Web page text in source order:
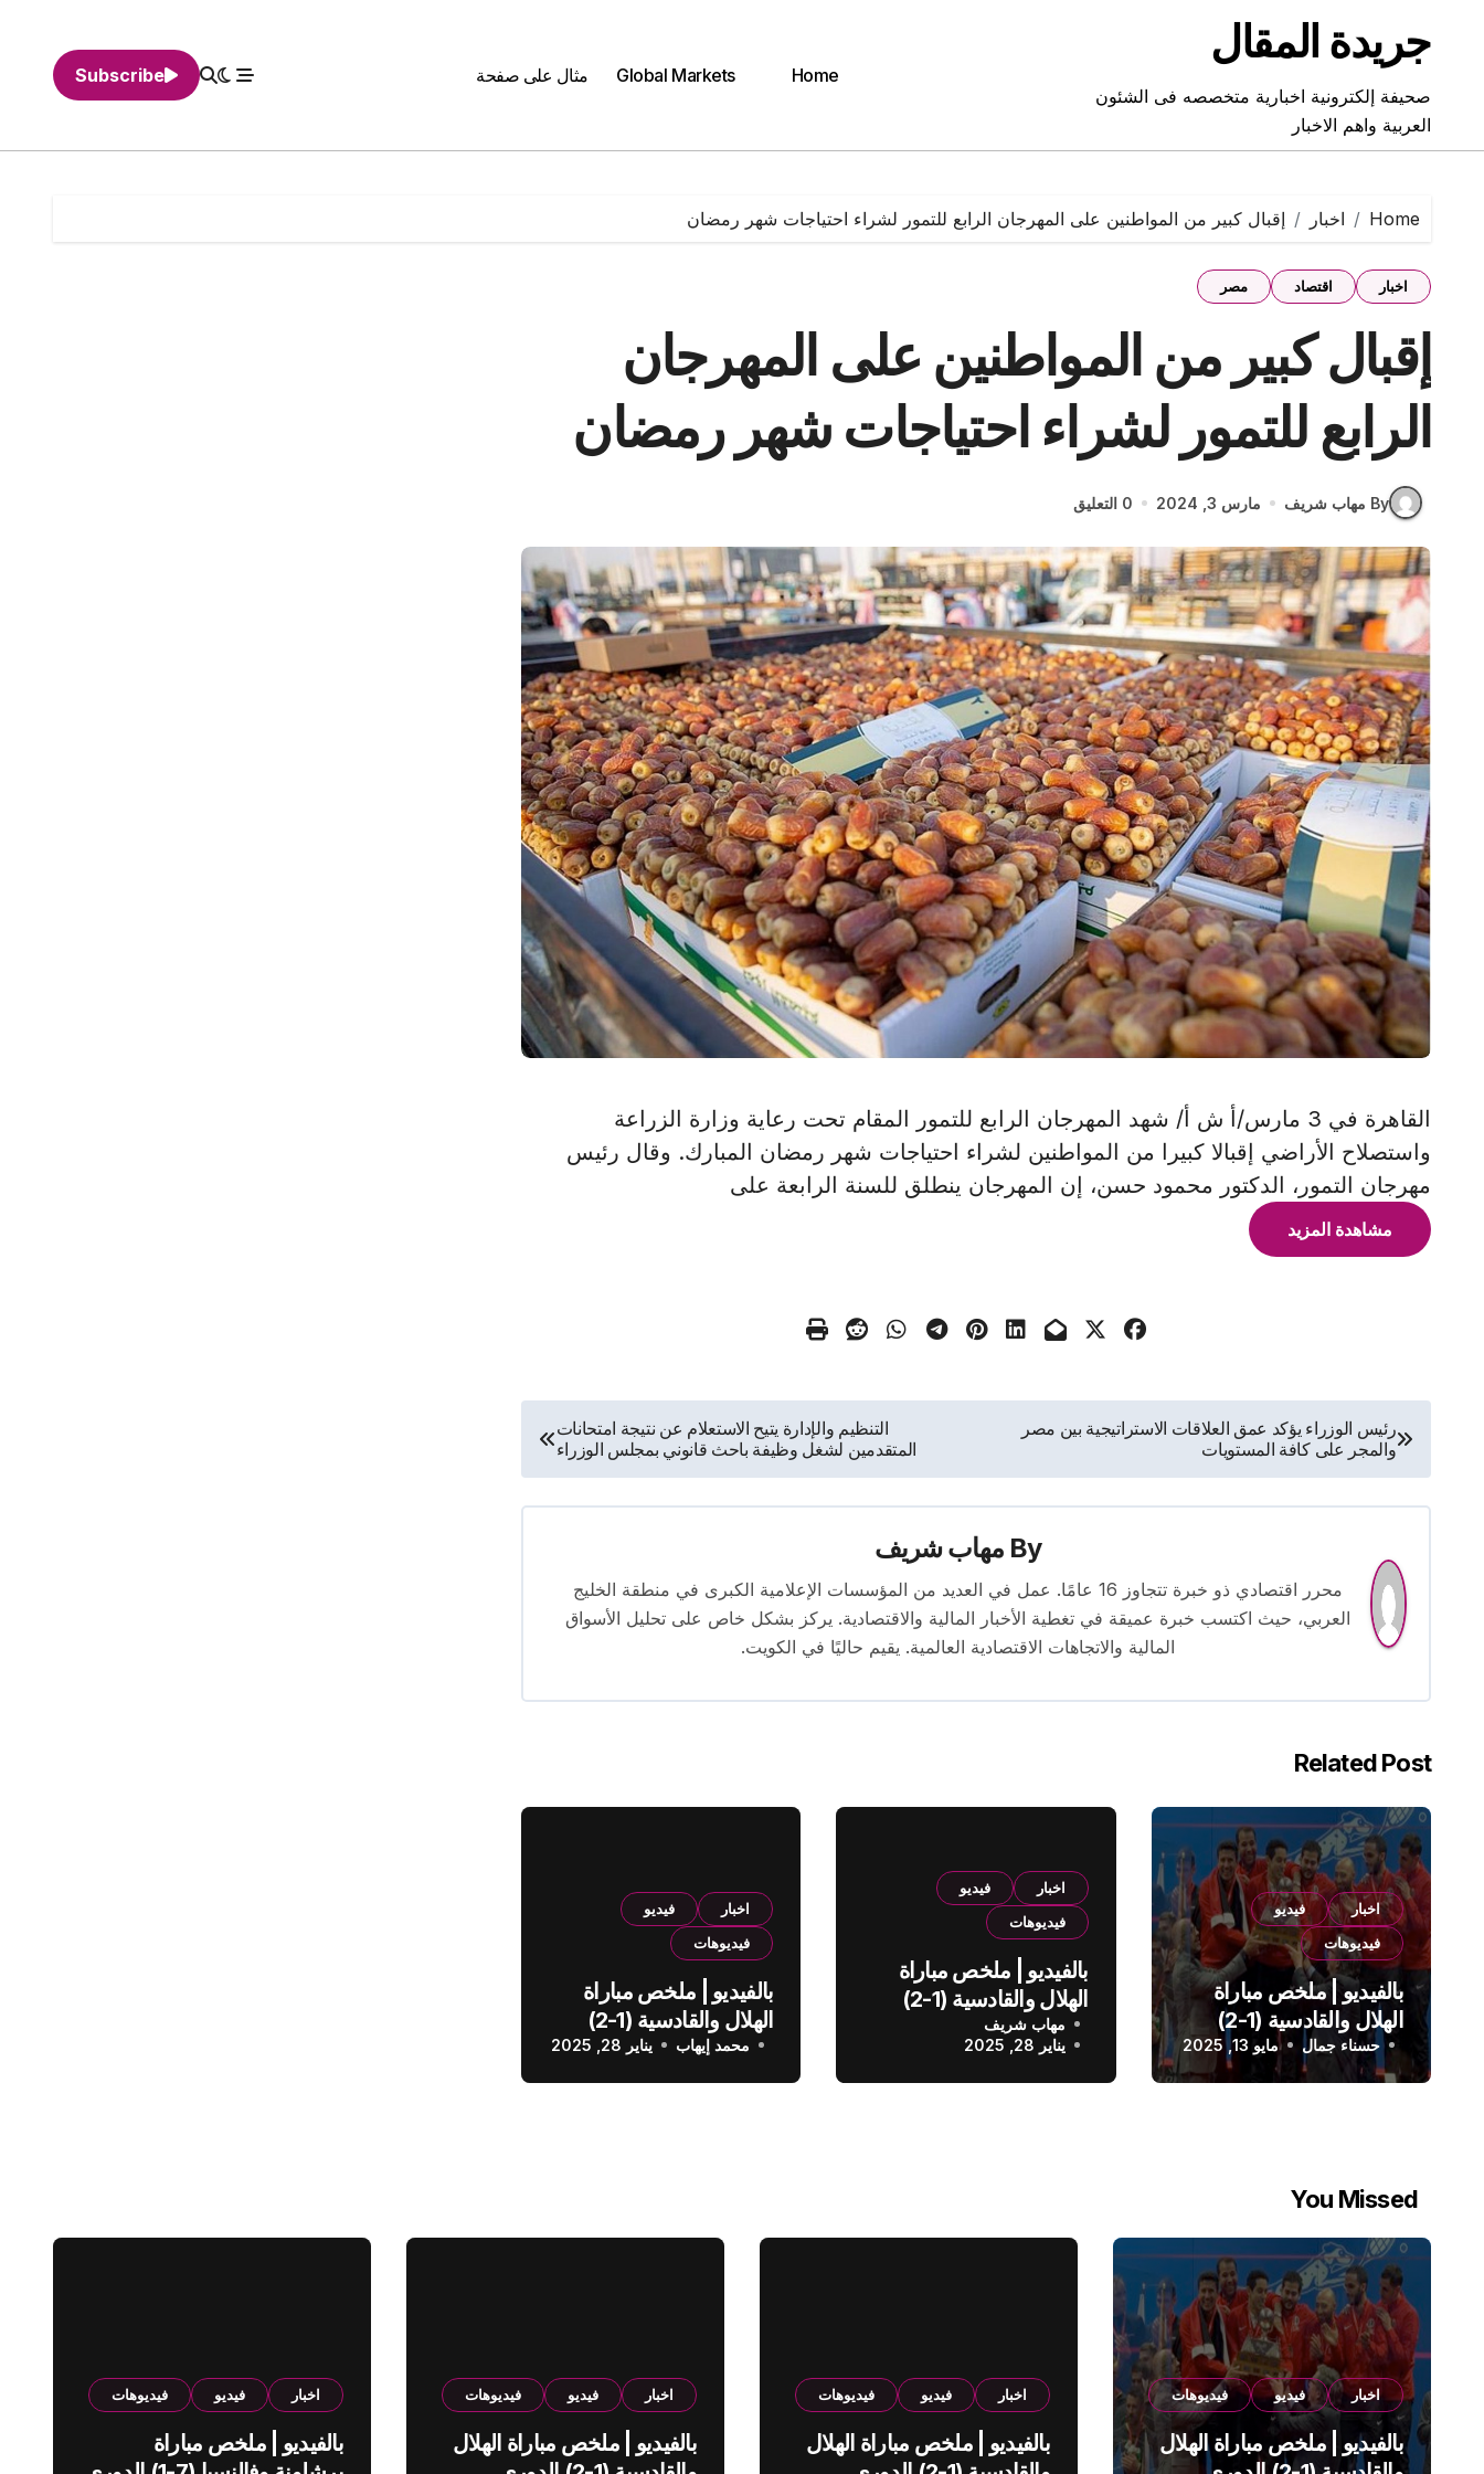
contentجريدة المقال
صحيفة إلكترونية اخبارية متخصصه فى الشئون
العربية واهم الاخبار
Home
Global Markets مثال على صفحة Subscribe
Home اخبار إقبال كبير من المواطنين على المهرجان الرابع للتمور لشراء احتياجات شهر رمضان
اخبار اقتصاد مصر
إقبال كبير من المواطنين على المهرجان
الرابع للتمور لشراء احتياجات شهر رمضان
By مهاب شريف مارس 3, 2024 0 التعليق
القاهرة في 3 مارس/أ ش أ/ شهد المهرجان الرابع للتمور المقام تحت رعاية وزارة الزراعة
واستصلاح الأراضي إقبالا كبيرا من المواطنين لشراء احتياجات شهر رمضان المبارك. وقال رئيس
مهرجان التمور، الدكتور محمود حسن، إن المهرجان ينطلق للسنة الرابعة على
مشاهدة المزيد
تصفّح
المقالات
رئيس الوزراء يؤكد عمق العلاقات الاستراتيجية بين مصر
والمجر على كافة المستويات
التنظيم والإدارة يتيح الاستعلام عن نتيجة امتحانات
المتقدمين لشغل وظيفة باحث قانوني بمجلس الوزراء
By مهاب شريف
محرر اقتصادي ذو خبرة تتجاوز 16 عامًا. عمل في العديد من المؤسسات الإعلامية الكبرى في منطقة الخليج
العربي، حيث اكتسب خبرة عميقة في تغطية الأخبار المالية والاقتصادية. يركز بشكل خاص على تحليل الأسواق
المالية والاتجاهات الاقتصادية العالمية. يقيم حاليًا في الكويت.
Related Post
اخبار
فيديو
فيديوهات
بالفيديو | ملخص مباراة
الهلال والقادسية (1-2)
الدوري السعودي
حسناء جمال مايو 13, 2025
اخبار
فيديو
فيديوهات
بالفيديو | ملخص مباراة
الهلال والقادسية (1-2)
الدوري السعودي
مهاب شريف
يناير 28, 2025
اخبار
فيديو
فيديوهات
بالفيديو | ملخص مباراة
الهلال والقادسية (1-2)
الدوري السعودي
محمد إيهاب يناير 28, 2025
You Missed
اخبار فيديو فيديوهات
بالفيديو | ملخص مباراة الهلال
اخبار فيديو فيديوهات
بالفيديو | ملخص مباراة الهلال
اخبار فيديو فيديوهات
بالفيديو | ملخص مباراة الهلال
اخبار فيديو فيديوهات
بالفيديو | ملخص مباراة